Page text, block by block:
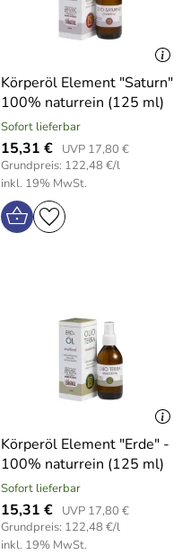
Körperöl Element "Saturn"
100% naturrein (125 ml)
Sofort lieferbar
15,31 €
UVP 17,80 €
Grundpreis: 122,48 €/l
inkl. 19% MwSt.
Körperöl Element "Erde" -
100% naturrein (125 ml)
Sofort lieferbar
15,31 €
UVP 17,80 €
Grundpreis: 122,48 €/l
inkl. 19% MwSt.